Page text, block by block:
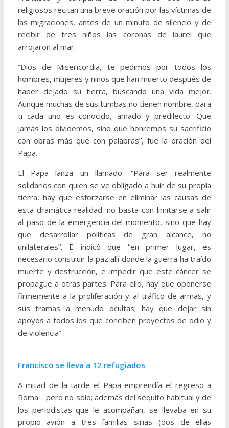
religiosos recitan una breve oración por las víctimas de
las migraciones, antes de un minuto de silencio y de
recibir de tres niños las coronas de laurel que
arrojaron al mar.
“Dios de Misericordia, te pedimos por todos los
hombres, mujeres y niños que han muerto después de
haber dejado su tierra, buscando una vida mejor.
Aunque muchas de sus tumbas no tienen nombre, para
ti cada uno es conocido, amado y predilecto. Que
jamás los olvidemos, sino que honremos su sacrificio
con obras más que con palabras”, fue la oración del
Papa.
El Papa lanza un llamado: “Para ser realmente
solidarios con quien se ve obligado a huir de su propia
tierra, hay que esforzarse en eliminar las causas de
esta dramática realidad: no basta con limitarse a salir
al paso de la emergencia del momento, sino que hay
que desarrollar políticas de gran alcance, no
unilaterales”. E indicó que “en primer lugar, es
necesario construir la paz allí donde la guerra ha traído
muerte y destrucción, e impedir que este cáncer se
propague a otras partes. Para ello, hay que oponerse
firmemente a la proliferación y al tráfico de armas, y
sus tramas a menudo ocultas; hay que dejar sin
apoyos a todos los que conciben proyectos de odio y
de violencia”.
Francisco se lleva a 12 refugiados
A mitad de la tarde el Papa emprendía el regreso a
Roma… pero no solo; además del séquito habitual y de
los periodistas que le acompañan, se llevaba en su
propio avión a tres familias sirias (dos de ellas